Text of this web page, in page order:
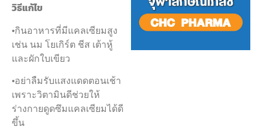
วิธีแก้ไข
•กินอาหารที่มีแคลเซียมสูง
เช่น นม โยเกิร์ต ชีส เต้าหู้
และผักใบเขียว
•อย่าลืมรับแสงแดดตอนเช้า
เพราะวิตามินดีช่วยให้
ร่างกายดูดซึมแคลเซียมได้ดี
ขึ้น